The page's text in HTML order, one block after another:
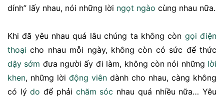
dính” lấy nhau, nói những lời ngọt ngào cùng nhau nữa.
Khi đã yêu nhau quá lâu chúng ta không còn gọi điện
thoại cho nhau mỗi ngày, không còn có sức để thức
dậy sớm đưa người ấy đi làm, không còn nói những lời
khen, những lời động viên dành cho nhau, càng không
có lýdo để phải chăm sóc nhau quá nhiều nữa… Yêu